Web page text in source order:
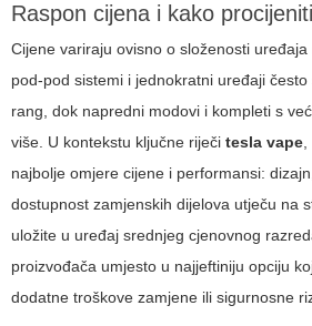
Raspon cijena i kako
Cijene variraju ovisno o složenosti
pod-pod sistemi i jednokratni uređaji
rang, dok napredni modovi i kompleti s
više. U kontekstu ključne riječi tesla vape,
najbolje omjere cijene i performansi:
dostupnost zamjenskih dijelova utječu na
uložite u uređaj srednjeg cjenovnog
proizvođača umjesto u najjeftiniju opciju
dodatne troškove zamjene ili sigurnosne